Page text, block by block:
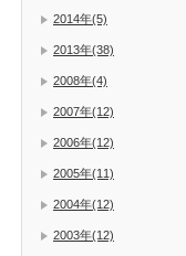
2014年(5)
2013年(38)
2008年(4)
2007年(12)
2006年(12)
2005年(11)
2004年(12)
2003年(12)